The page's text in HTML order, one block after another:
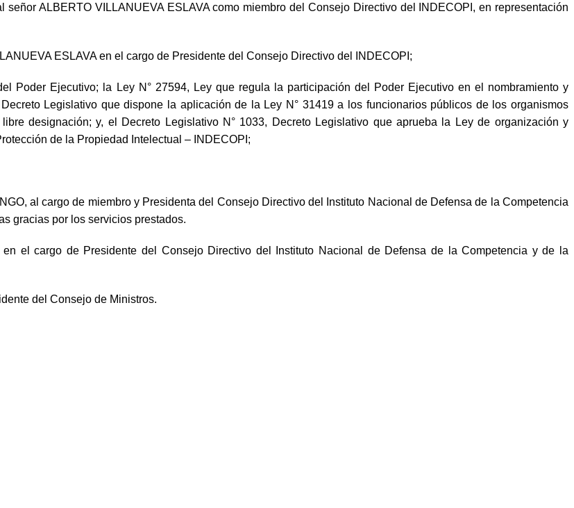
ALBERTO VILLANUEVA ESLAVA como miembro del Consejo Directivo del INDECOPI, en representación
ESLAVA en el cargo de Presidente del Consejo Directivo del INDECOPI;
Poder Ejecutivo; la Ley N° 27594, Ley que regula la participación del Poder Ejecutivo en el nombramiento y
Legislativo que dispone la aplicación de la Ley N° 31419 a los funcionarios públicos de los organismos
designación; y, el Decreto Legislativo N° 1033, Decreto Legislativo que aprueba la Ley de organización y
de la Propiedad Intelectual – INDECOPI;
al cargo de miembro y Presidenta del Consejo Directivo del Instituto Nacional de Defensa de la Competencia
gracias por los servicios prestados.
el cargo de Presidente del Consejo Directivo del Instituto Nacional de Defensa de la Competencia y de la
del Consejo de Ministros.